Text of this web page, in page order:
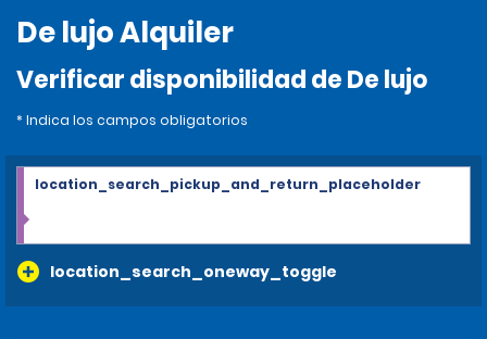
De lujo Alquiler
Verificar disponibilidad de De lujo
* Indica los campos obligatorios
location_search_oneway_toggle
location_search_pickup_and_return_placeholder